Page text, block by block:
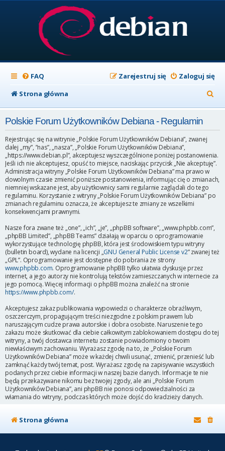
FAQ Zaloguj się
Zarejestruj się
Strona główna
z
j
Polskie Forum Użytkowników Debiana - Regulamin
Rejestrując się na witrynie „Polskie Forum Użytkowników Debiana”, zwanej
dalej „my”, ”nas”, „nasza”, „Polskie Forum Użytkowników Debiana”,
„https://www.debian.pl”, akceptujesz wyszczególnione poniżej postanowienia.
Jeśli ich nie akceptujesz, opuść to miejsce, naciskając przycisk „Nie akceptuję”.
Administracja witryny „Polskie Forum Użytkowników Debiana” ma prawo w
dowolnym czasie zmienić poniższe postanowienia, informując cię o zmianach,
niemniej wskazane jest, aby użytkownicy sami regularnie zaglądali do tego
regulaminu. Korzystanie z witryny „Polskie Forum Użytkowników Debiana” po
zmianach regulaminu oznacza, że akceptujesz te zmiany ze wszelkimi
konsekwencjami prawnymi.
Nasze fora zwane też „one”, „ich”, „je”, „phpBB software”, „www.phpbb.com”,
„phpBB Limited”, „phpBB Teams” działają w oparciu o oprogramowanie
wykorzystujące technologię phpBB, która jest środowiskiem typu witryny
(bulletin board), wydane na licencji „GNU General Public License v2” zwanej też
„GPL”. Oprogramowanie jest dostępne do pobrania ze strony
www.phpbb.com. Oprogramowanie phpBB tylko ułatwia dyskusje przez
internet, a jego autorzy nie kontrolują tekstów zamieszczanych w internecie za
jego pomocą. Więcej informacji o phpBB można znaleźć na stronie
https://www.phpbb.com/.
Akceptujesz zakaz publikowania wypowiedzi o charakterze obraźliwym,
oszczerczym, propagującym treści niezgodne z polskim prawem lub
naruszającym cudze prawa autorskie i dobra osobiste. Naruszenie tego
zakazu może skutkować dla ciebie całkowitym zablokowaniem dostępu do tej
witryny, a twój dostawca internetu zostanie powiadomiony o twoim
niewłaściwym zachowaniu. Wyrażasz zgodę na to, że „Polskie Forum
Użytkowników Debiana” może w każdej chwili usunąć, zmienić, przenieść lub
zamknąć każdy twój temat, post. Wyrażasz zgodę na zapisywanie wszystkich
podanych przez ciebie informacji w naszej bazie danych. Informacje te nie
będą przekazywane nikomu bez twojej zgody, ale ani „Polskie Forum
Użytkowników Debiana”, ani phpBB nie ponosi odpowiedzialności za
włamania do witryny, podczas których może dojść do kradzieży danych.
Strona główna